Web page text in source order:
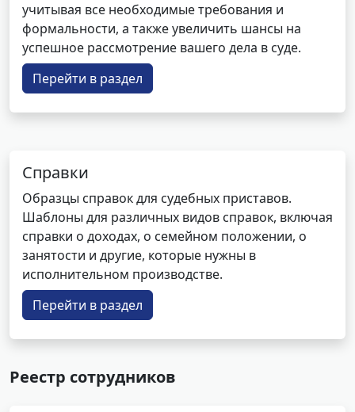
учитывая все необходимые требования и
формальности, а также увеличить шансы на
успешное рассмотрение вашего дела в суде.
Перейти в раздел
Справки
Образцы справок для судебных приставов.
Шаблоны для различных видов справок, включая
справки о доходах, о семейном положении, о
занятости и другие, которые нужны в
исполнительном производстве.
Перейти в раздел
Реестр сотрудников